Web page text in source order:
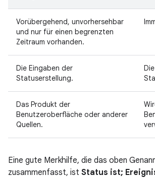
Vorübergehend, unvorhersehbar
und nur für einen begrenzten
Zeitraum vorhanden.
Die Eingaben der
Statuserstellung.
Das Produkt der
Benutzeroberfläche oder anderer
Quellen.
Eine gute Merkhilfe, die das oben
zusammenfasst, ist Status ist;